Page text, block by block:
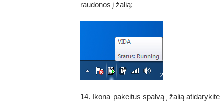
raudonos į žalią;
14. Ikonai pakeitus spalvą į žalią